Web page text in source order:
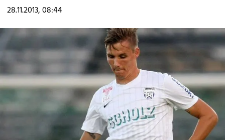
28.11.2013, 08:44